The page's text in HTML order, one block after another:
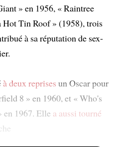
» en 1956, « Raintree
Hot Tin Roof » (1958), trois
à sa réputation de sex-
à deux reprises un Oscar pour
8 » en 1960, et « Who's
1967. Elle a aussi tourné